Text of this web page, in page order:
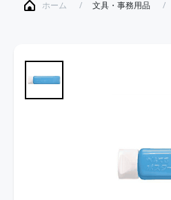
ホーム 文具・事務用品